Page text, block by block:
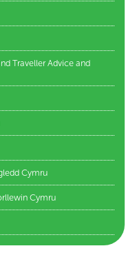
Traveller Advice and
Cymru
Cymru